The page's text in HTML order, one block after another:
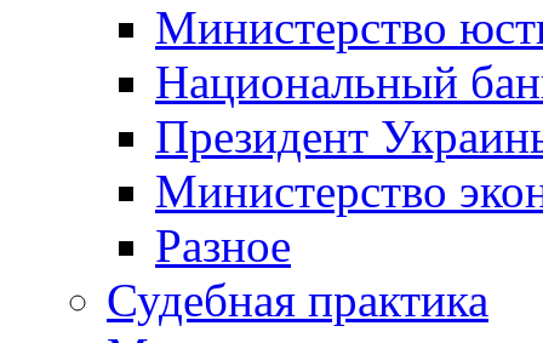
Министерство
Национальный
Президент
Министерство
Разное
Судебная практика